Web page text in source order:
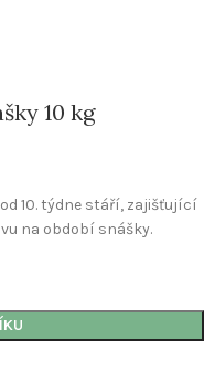
10 kg
10. týdne stáří, zajišťující
na období snášky.